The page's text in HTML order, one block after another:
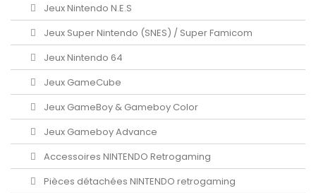
Jeux Nintendo N.E.S
Jeux Super Nintendo (SNES) / Super Famicom
Jeux Nintendo 64
Jeux GameCube
Jeux GameBoy & Gameboy Color
Jeux Gameboy Advance
Accessoires NINTENDO Retrogaming
Pièces détachées NINTENDO retrogaming